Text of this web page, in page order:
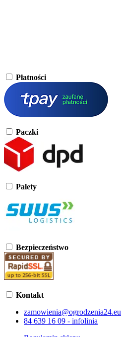
Płatności
Paczki
Palety
Bezpieczeństwo
Kontakt
zamowienia@ogrodzenia24.eu
84 639 16 09 - infolinia